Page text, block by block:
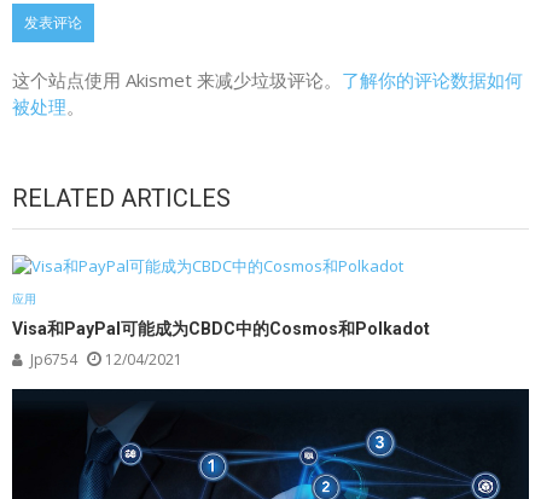
这个站点使用 Akismet 来减少垃圾评论。 了解你的评论数据如何
被处理。
RELATED ARTICLES
应用
Visa和PayPal可能成为CBDC中的Cosmos和Polkadot
Jp6754 12/04/2021